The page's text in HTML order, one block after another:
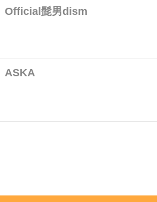
Official髭男dism
ASKA